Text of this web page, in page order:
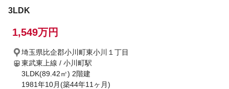
3LDK
1,549万円
埼玉県比企郡小川町東小川１丁目
東武東上線 / 小川町駅
3LDK(89.42㎡) 2階建
1981年10月(築44年11ヶ月)